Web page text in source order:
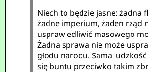
Niech to będzie jasne: żadna
żadne imperium, żaden rząd
usprawiedliwić masowego
Żadna sprawa nie może
głodu narodu. Sama
się buntu przeciwko takim